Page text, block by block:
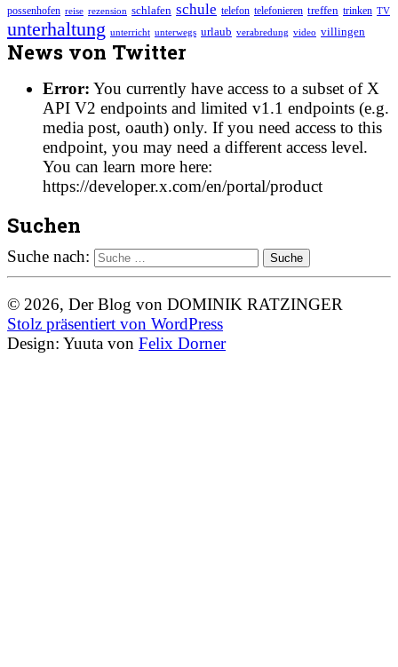
possenhofen reise rezension schlafen schule telefon telefonieren treffen trinken TV
unterhaltung unterricht unterwegs urlaub verabredung video villingen
News von Twitter
Error: You currently have access to a subset of X
API V2 endpoints and limited v1.1 endpoints (e.g.
media post, oauth) only. If you need access to this
endpoint, you may need a different access level.
You can learn more here:
https://developer.x.com/en/portal/product
Suchen
Suche nach:
© 2026, Der Blog von DOMINIK RATZINGER
Stolz präsentiert von WordPress
Design: Yuuta von Felix Dorner